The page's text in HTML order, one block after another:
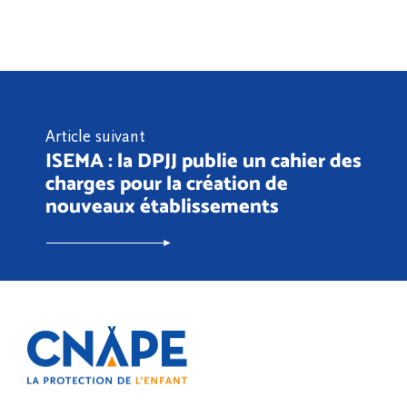
Article suivant
ISEMA : la DPJJ publie un cahier des
charges pour la création de
nouveaux établissements